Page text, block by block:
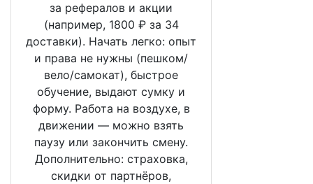
за рефералов и акции
(например, 1800 ₽ за 34
доставки). Начать легко: опыт
и права не нужны (пешком/
вело/самокат), быстрое
обучение, выдают сумку и
форму. Работа на воздухе, в
движении — можно взять
паузу или закончить смену.
Дополнительно: страховка,
скидки от партнёров,